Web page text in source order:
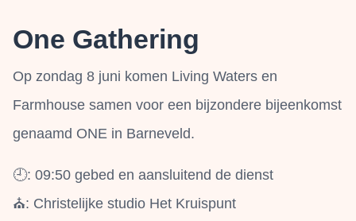
One Gathering
Op zondag 8 juni komen Living Waters en
Farmhouse samen voor een bijzondere bijeenkomst
genaamd ONE in Barneveld.
🕘: 09:50 gebed en aansluitend de dienst
⛪: Christelijke studio Het Kruispunt